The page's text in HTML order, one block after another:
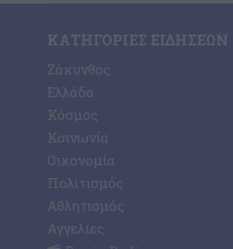
ΚΑΤΗΓΟΡΊΕΣ ΕΙΔΉΣΕΩΝ
Ζάκυνθος
Ελλάδα
Κόσμος
Κοινωνία
Οικονομία
Πολιτισμός
Αθλητισμός
Αγγελίες